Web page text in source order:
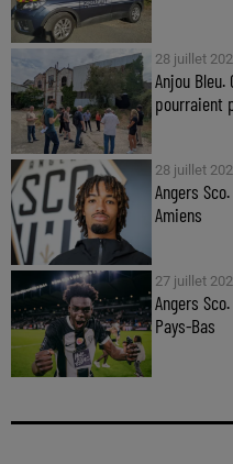
28 juillet
Anjou
pourraient
28 juillet
Angers
Amiens
27 juillet
Angers
Pays-Bas